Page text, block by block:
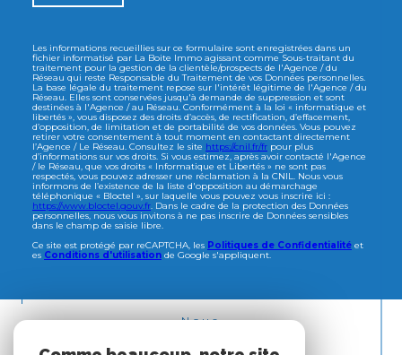
Les informations recueillies sur ce formulaire sont enregistrées dans un
fichier informatisé par La Boite Immo agissant comme Sous-traitant du
traitement pour la gestion de la clientèle/prospects de l'Agence / du
Réseau qui reste Responsable du Traitement de vos Données personnelles.
La base légale du traitement repose sur l'intérêt légitime de l'Agence / du
Réseau. Elles sont conservées jusqu'à demande de suppression et sont
destinées à l'Agence / au Réseau. Conformément à la loi « informatique et
libertés », vous disposez des droits d’accès, de rectification, d’effacement,
d’opposition, de limitation et de portabilité de vos données. Vous pouvez
retirer votre consentement à tout moment en contactant directement
l’Agence / Le Réseau. Consultez le site https://cnil.fr/fr pour plus
d’informations sur vos droits. Si vous estimez, après avoir contacté l'Agence
/ le Réseau, que vos droits « Informatique et Libertés » ne sont pas
respectés, vous pouvez adresser une réclamation à la CNIL. Nous vous
informons de l’existence de la liste d'opposition au démarchage
téléphonique « Bloctel », sur laquelle vous pouvez vous inscrire ici :
https://www.bloctel.gouv.fr. Dans le cadre de la protection des Données
personnelles, nous vous invitons à ne pas inscrire de Données sensibles
dans le champ de saisie libre.
Ce site est protégé par reCAPTCHA, les Politiques de Confidentialité et
es Conditions d'utilisation de Google s'appliquent.
Nous